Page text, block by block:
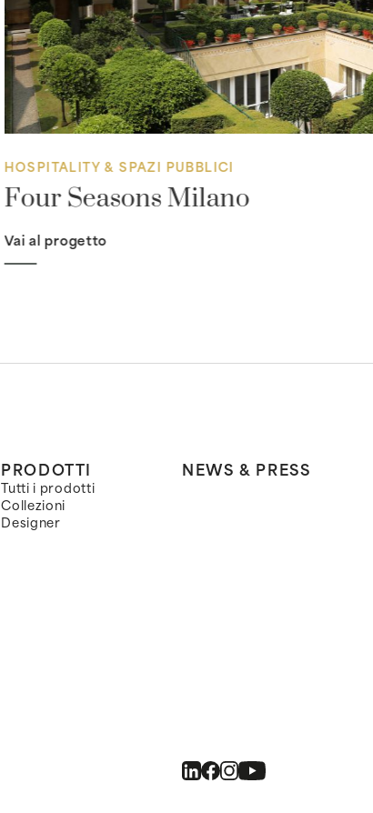
HOSPITALITY & SPAZI PUBBLICI
Four Seasons Milano
Vai al progetto
PRODOTTI
Tutti i prodotti
Collezioni
Designer
NEWS & PRESS